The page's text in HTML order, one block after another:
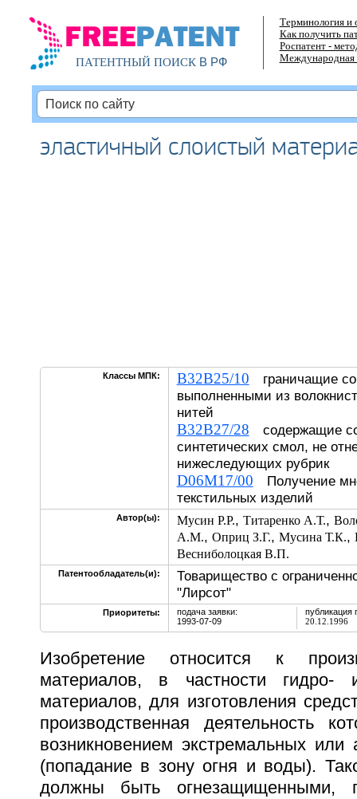
ПАТЕНТНЫЙ ПОИСКВ РФ
Терминология и
Как получить
Роспатент -
Международная
эластичный слоистый
Классы МПК: B32B25/10 граничащие
выполненными из
нитей
B32B27/28 содержащие
синтетических смол, не
нижеследующих рубрик
D06M17/00 Получение
текстильных изделий
Автор(ы): Мусин Р.Р., Титаренко А.Т.,
А.М., Оприц З.Г., Мусина Т.К.,
Весниболоцкая В.П.
Патентообладатель(и):
Товарищество с
"Лирсот"
Приоритеты:
подача заявки:
1993-07-09
публикация
20.12.1996
Изобретение относится к
материалов, в частности гидро-
материалов, для изготовления
производственная деятельность
возникновением экстремальных или
(попадание в зону огня и воды).
должны быть огнезащищенными,